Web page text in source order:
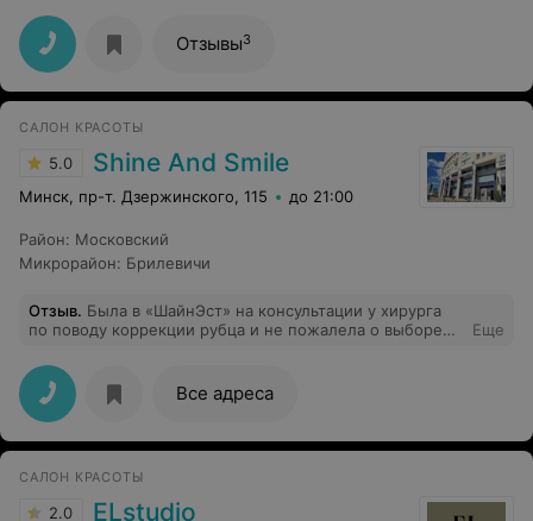
сюда ещё.
Отзывы3
САЛОН КРАСОТЫ
5.0 Shine And Smile
Минск, пр-т. Дзержинского, 115 до 21:00
Район: Московский
Микрорайон: Брилевичи
Отзыв. Была в «ШайнЭст» на консультации у хирурга
по поводу коррекции рубца и не пожалела о выборе
задал уточняющие вопросы (Откуда появился рубец?
Как давно? Делала ли что-нибудь, чтобы его
скорректировать?). Подробно объяснил, какие сейчас
существуют методы коррекции, какие из них подходят
для меня. Отвечал на все вопросы спокойно и
раз. Видно, что специалист опытный и
неравнодушный, умеет работать с людьми. Я получила
Еще
Все адреса
САЛОН КРАСОТЫ
2.0 ELstudio